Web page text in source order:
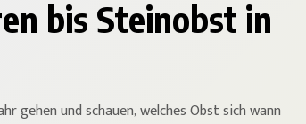
bis Steinobst in
gehen und schauen, welches Obst sich wann